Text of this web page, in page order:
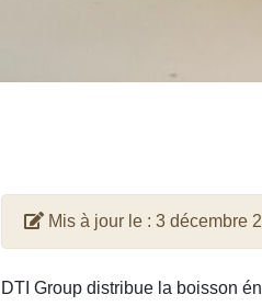
Mis à jour le : 3 décembre
DTI Group distribue la boisson